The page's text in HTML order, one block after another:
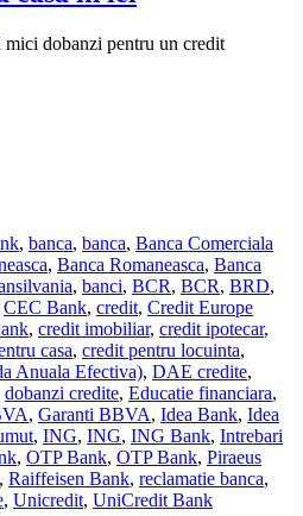
mici dobanzi pentru un credit
, banca, banca, Banca Comerciala
, Banca Romaneasca, Banca
, banci, BCR, BCR, BRD,
CEC Bank, credit, Credit Europe
, credit imobiliar, credit ipotecar,
casa, credit pentru locuinta,
Anuala Efectiva), DAE credite,
dobanzi credite, Educatie financiara,
, Garanti BBVA, Idea Bank, Idea
, ING, ING, ING Bank, Intrebari
, OTP Bank, OTP Bank, Piraeus
, Raiffeisen Bank, reclamatie banca,
, Unicredit, UniCredit Bank